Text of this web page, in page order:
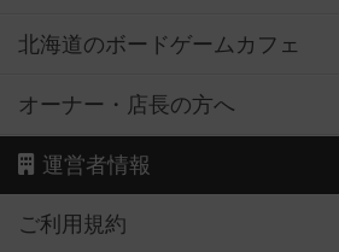
北海道のボードゲームカフェ
オーナー・店長の方へ
運営者情報
ご利用規約